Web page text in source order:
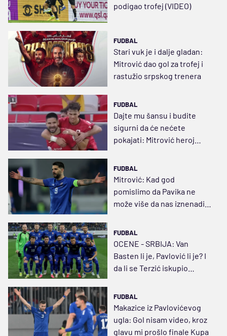
podigao trofej (VIDEO)
FUDBAL
Stari vuk je i dalje gladan:
Mitrović dao gol za trofej i
rastužio srpskog trenera
FUDBAL
Dajte mu šansu i budite
sigurni da će nećete
pokajati: Mitrović heroj
FUDBAL
Mitrović: Kad god
pomislimo da Pavika ne
može više da nas iznenadi,
FUDBAL
OCENE - SRBIJA: Van
Basten li je, Pavlović li je? I
da li se Terzić iskupio
FUDBAL
Makazice iz Pavlovićevog
ugla: Gol nisam video, kroz
glavu mi prošlo finale Kupa